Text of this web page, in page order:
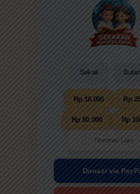
Sekali
Rp 10.000 Rp
Rp 50.000 Rp
Donasi via